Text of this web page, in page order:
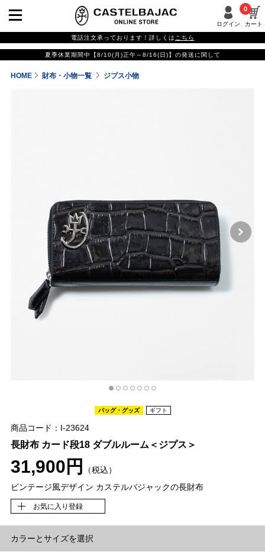
ログイン カート
0
電話注文承っております！詳しくは こちら
夏季休業期間中【8/10(月)正午～8/16(日)】の発送に関して
HOME 財布・小物一覧 ジプス小物
バッグ・グッズ ギフト
商品コード：I-23624
長財布 カード段18 ダブルルーム＜ジプス＞
31,900円
（税込）
ビンテージ風デザイン カステルバジャックの長財布
お気に入り登録
カラーとサイズを選択